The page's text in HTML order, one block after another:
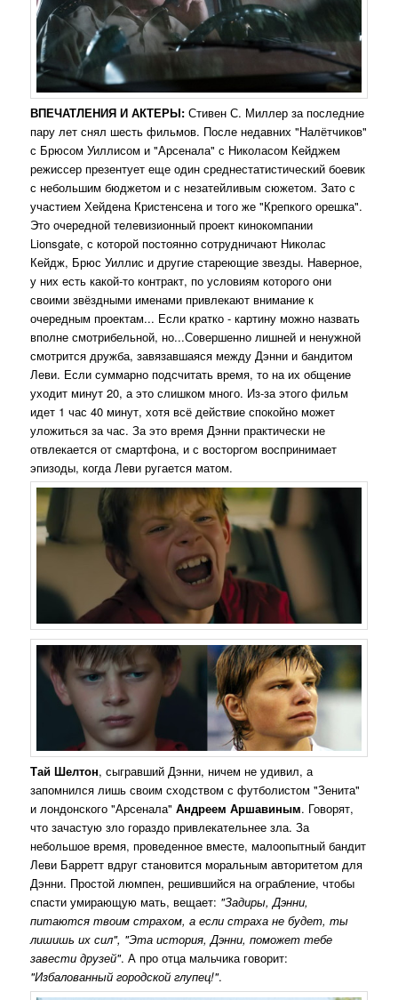
ВПЕЧАТЛЕНИЯ И АКТЕРЫ:Стивен С. Миллер за последние
пару лет снял шесть фильмов. После недавних "Налётчиков"
с Брюсом Уиллисом и "Арсенала" с Николасом Кейджем
режиссер презентует еще один среднестатистический боевик
с небольшим бюджетом и с незатейливым сюжетом. Зато с
участием Хейдена Кристенсена и того же "Крепкого орешка".
Это очередной телевизионный проект кинокомпании
Lionsgate, с которой постоянно сотрудничают Николас
Кейдж, Брюс Уиллис и другие стареющие звезды. Наверное,
у них есть какой-то контракт, по условиям которого они
своими звёздными именами привлекают внимание к
очередным проектам... Если кратко - картину можно назвать
вполне смотрибельной, но...Совершенно лишней и ненужной
смотрится дружба, завязавшаяся между Дэнни и бандитом
Леви. Если суммарно подсчитать время, то на их общение
уходит минут 20, а это слишком много. Из-за этого фильм
идет 1 час 40 минут, хотя всё действие спокойно может
уложиться за час. За это время Дэнни практически не
отвлекается от смартфона, и с восторгом воспринимает
эпизоды, когда Леви ругается матом.
Тай Шелтон, сыгравший Дэнни, ничем не удивил, а
запомнился лишь своим сходством с футболистом "Зенита"
и лондонского "Арсенала"Андреем Аршавиным. Говорят,
что зачастую зло гораздо привлекательнее зла. За
небольшое время, проведенное вместе, малоопытный бандит
Леви Барретт вдруг становится моральным авторитетом для
Дэнни. Простой люмпен, решившийся на ограбление, чтобы
спасти умирающую мать, вещает: "Задиры, Дэнни,
питаются твоим страхом, а если страха не будет, ты
лишишь их сил", "Эта история, Дэнни, поможет тебе
завести друзей". А про отца мальчика говорит:
"Избалованный городской глупец!".